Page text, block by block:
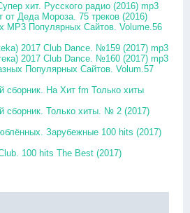
хит. Русского радио (2016) mp3
от Деда Мороза. 75 треков (2016)
MP3 Популярных Сайтов. Volume.56
2017 Club Dance. №159 (2017) mp3
2017 Club Dance. №160 (2017) mp3
Популярных Сайтов. Volum.57
сборник. На Хит fm Только хиты
сборник. Только хиты. № 2 (2017)
Зарубежные 100 hits (2017)
100 hits The Best (2017)